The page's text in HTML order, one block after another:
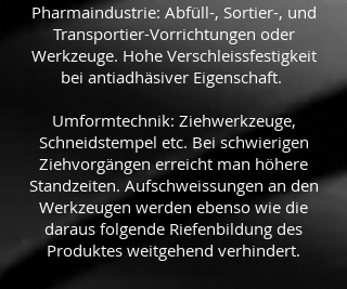
Pharmaindustrie: Abfüll-, Sortier-, und
Transportier-Vorrichtungen oder
Werkzeuge. Hohe Verschleissfestigkeit
bei antiadhäsiver Eigenschaft.
Umformtechnik: Ziehwerkzeuge,
Schneidstempel etc. Bei schwierigen
Ziehvorgängen erreicht man höhere
Standzeiten. Aufschweissungen an den
Werkzeugen werden ebenso wie die
daraus folgende Riefenbildung des
Produktes weitgehend verhindert.